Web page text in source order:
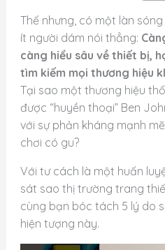
Thế nhưng, có một làn
ít người dám nói thẳng:
càng hiểu sâu về thiết bị,
tìm kiếm mọi thương hiệu
Tại sao một thương hiệu
được “huyền thoại” Ben
với sự phản kháng mạnh
chơi có gu?
Với tư cách là một huấn
sát sao thị trường trang
cùng bạn bóc tách 5 lý do
hiện tượng này.